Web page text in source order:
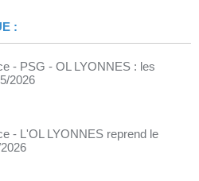
:
- PSG - OL LYONNES : les
2026
- L'OL LYONNES reprend le